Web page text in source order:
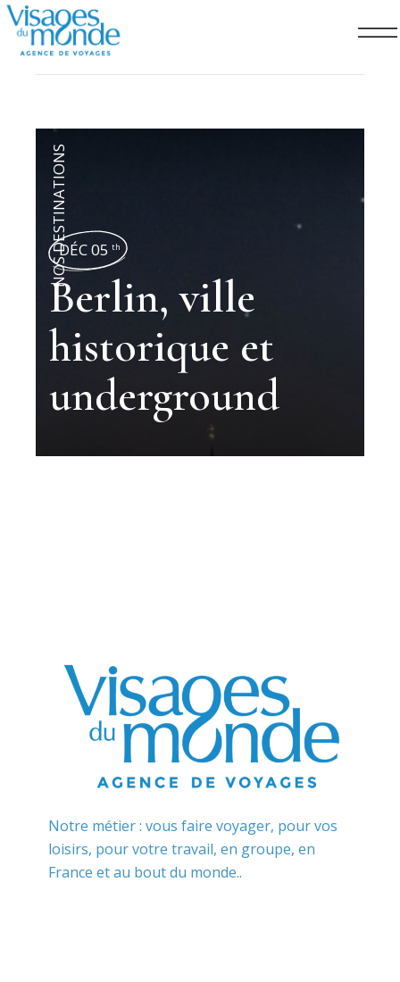
NOS DESTINATIONSDÉC 05 th
Berlin, ville
historique et
underground
Notre métier : vous faire voyager, pour vos
loisirs, pour votre travail, en groupe, en
France et au bout du monde..